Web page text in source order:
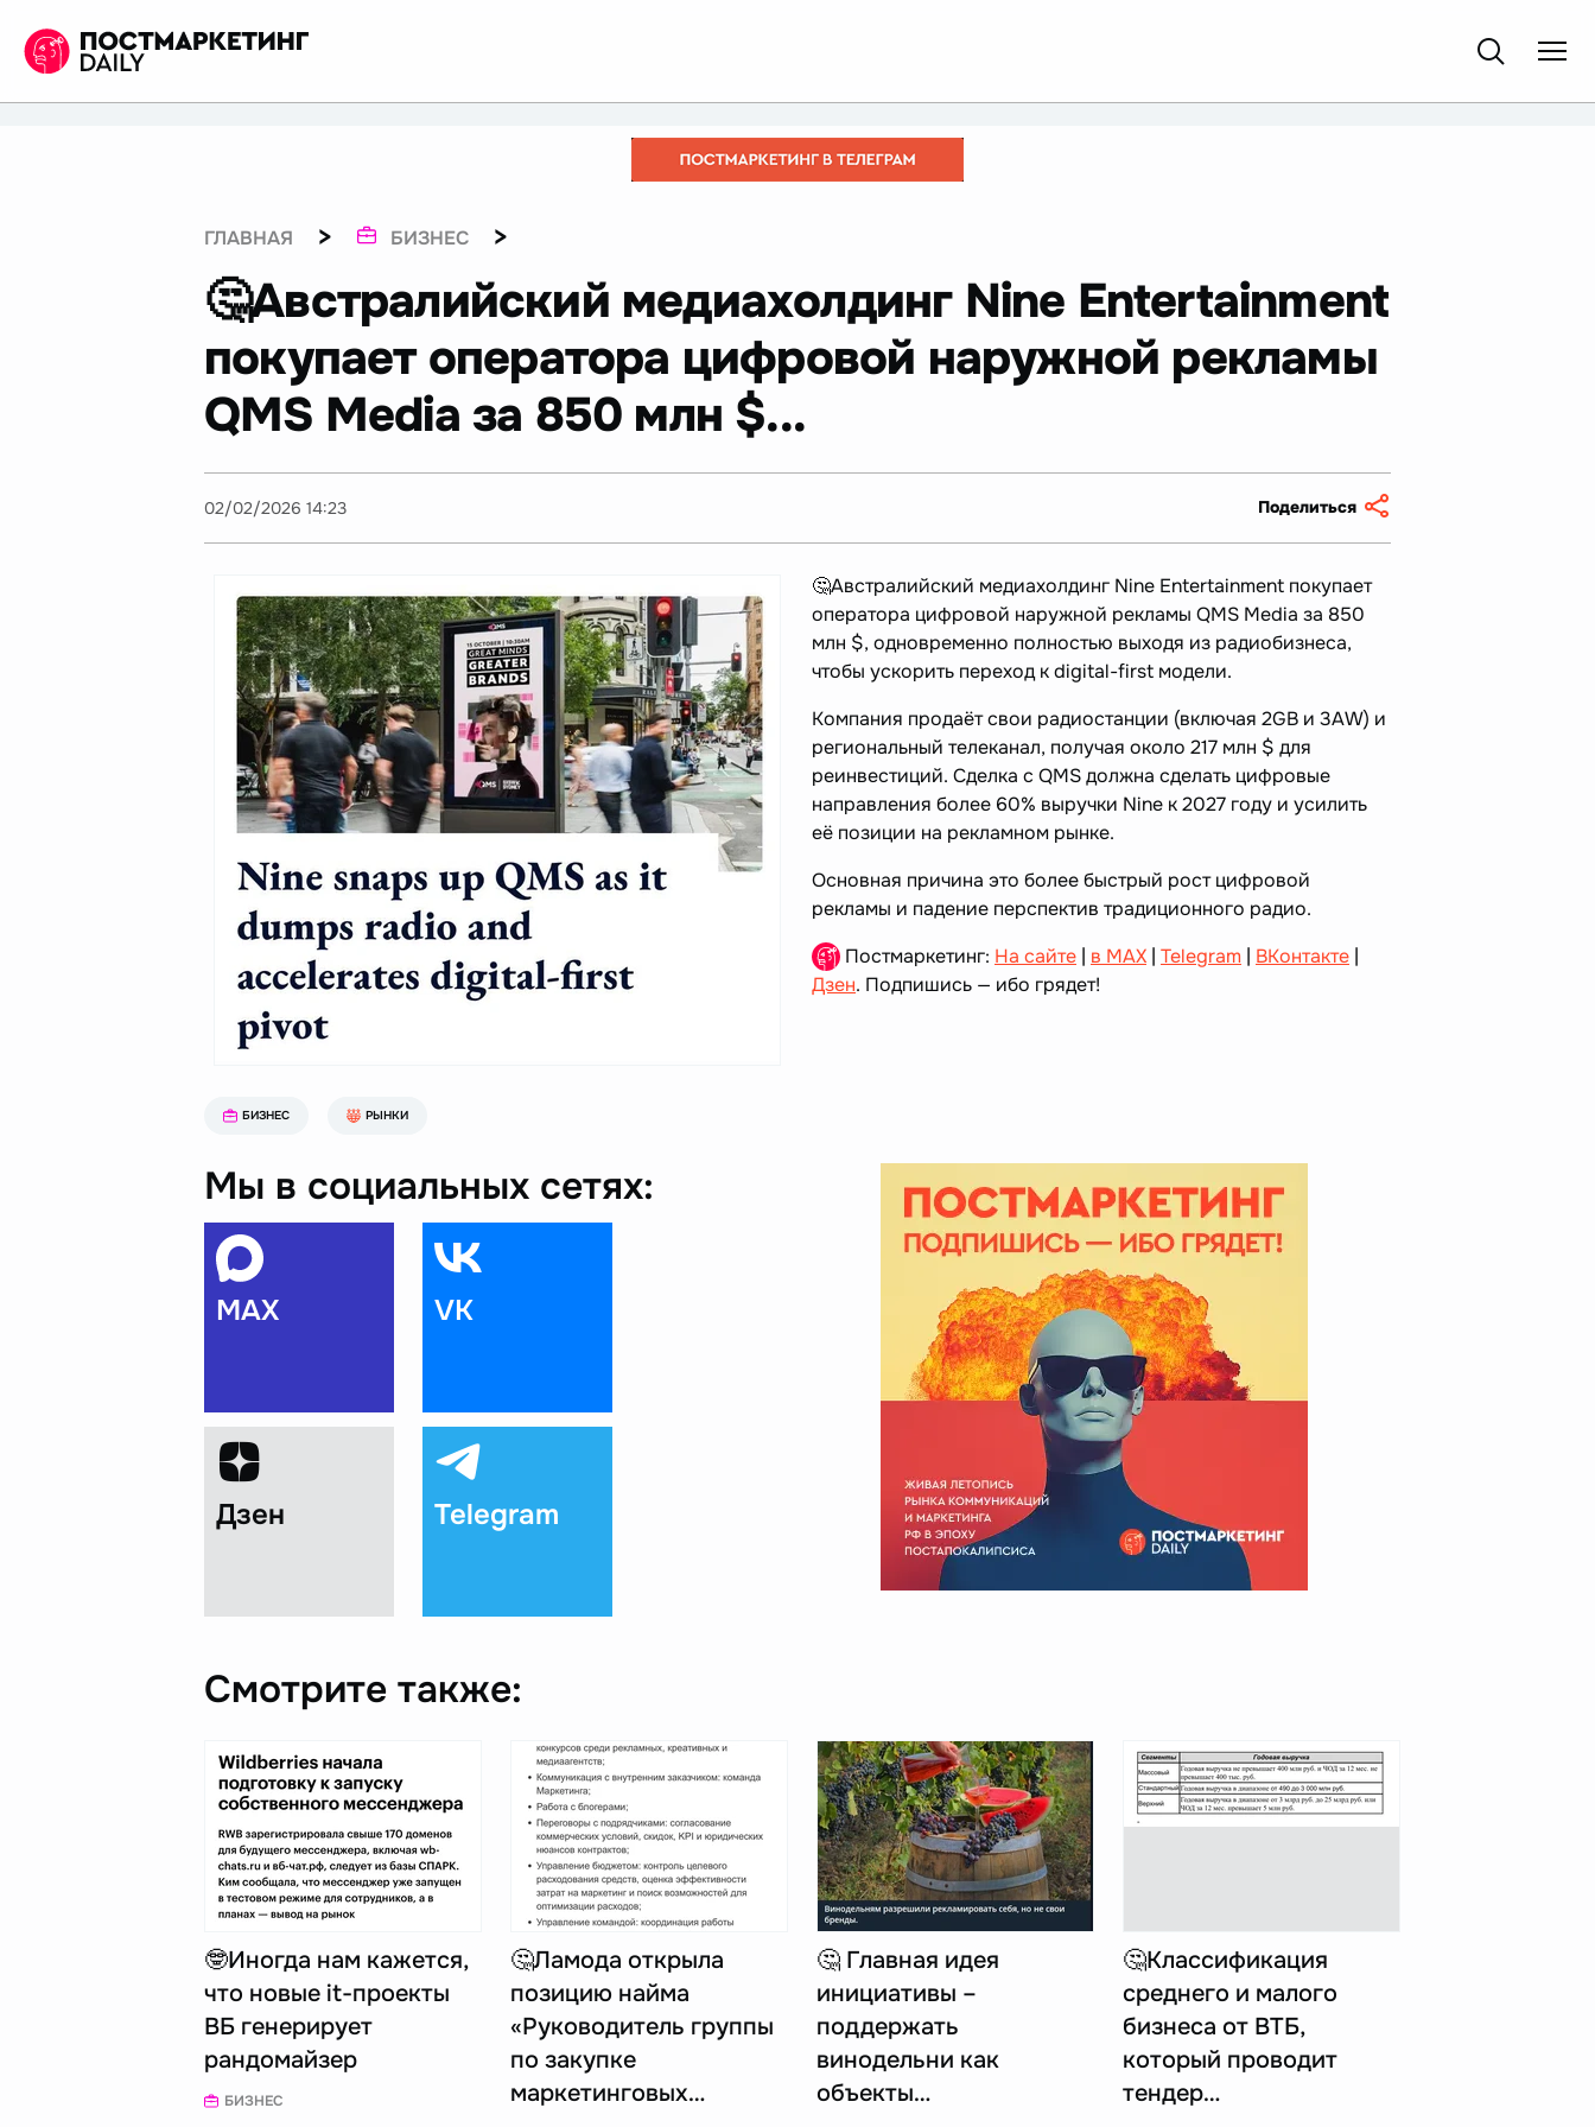
ГЛАВНАЯ > БИЗНЕС >
🤔Австралийский медиахолдинг Nine Entertainment
покупает оператора цифровой наружной рекламы
QMS Media за 850 млн $...
02/02/2026 14:23 Поделиться
🤔Австралийский медиахолдинг Nine Entertainment покупает
оператора цифровой наружной рекламы QMS Media за 850
млн $, одновременно полностью выходя из радиобизнеса,
чтобы ускорить переход к digital-first модели.
Компания продаёт свои радиостанции (включая 2GB и 3AW) и
региональный телеканал, получая около 217 млн $ для
реинвестиций. Сделка с QMS должна сделать цифровые
направления более 60% выручки Nine к 2027 году и усилить
её позиции на рекламном рынке.
Основная причина это более быстрый рост цифровой
рекламы и падение перспектив традиционного радио.
Постмаркетинг: На сайте | в MAX | Telegram | ВКонтакте |
Дзен. Подпишись — ибо грядет!
БИЗНЕС РЫНКИ
Мы в социальных сетях:
MAX VK
Дзен Telegram
Смотрите также:
🤓Иногда нам кажется,
что новые it-проекты
ВБ генерирует
рандомайзер
БИЗНЕС
🤔Ламода открыла
позицию найма
«Руководитель группы
по закупке
маркетинговых…
🤔 Главная идея
инициативы –
поддержать
винодельни как
объекты…
🤔Классификация
среднего и малого
бизнеса от ВТБ,
который проводит
тендер…